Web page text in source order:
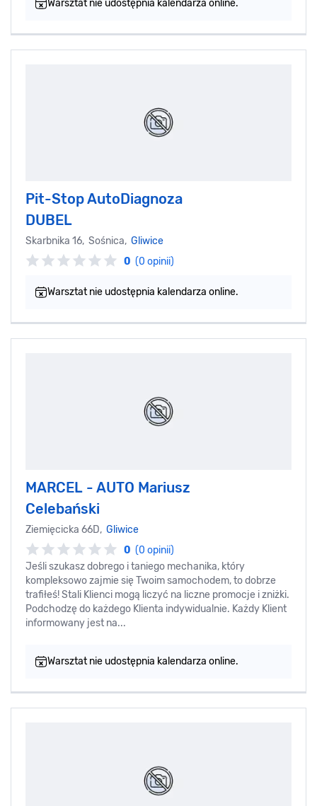
Warsztat nie udostępnia kalendarza online.
Pit-Stop AutoDiagnoza
DUBEL
Skarbnika 16, Sośnica, Gliwice
0 (0 opinii)
Warsztat nie udostępnia kalendarza online.
MARCEL - AUTO Mariusz
Celebański
Ziemięcicka 66D, Gliwice
0 (0 opinii)
Jeśli szukasz dobrego i taniego mechanika, który
kompleksowo zajmie się Twoim samochodem, to dobrze
trafiłeś! Stali Klienci mogą liczyć na liczne promocje i zniżki.
Podchodzę do każdego Klienta indywidualnie. Każdy Klient
informowany jest na...
Warsztat nie udostępnia kalendarza online.